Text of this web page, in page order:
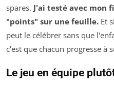
spares. J'ai testé avec mon
"points" sur une feuille. Et
peut le célébrer sans que
c'est que chacun progresse à
Le jeu en équipe